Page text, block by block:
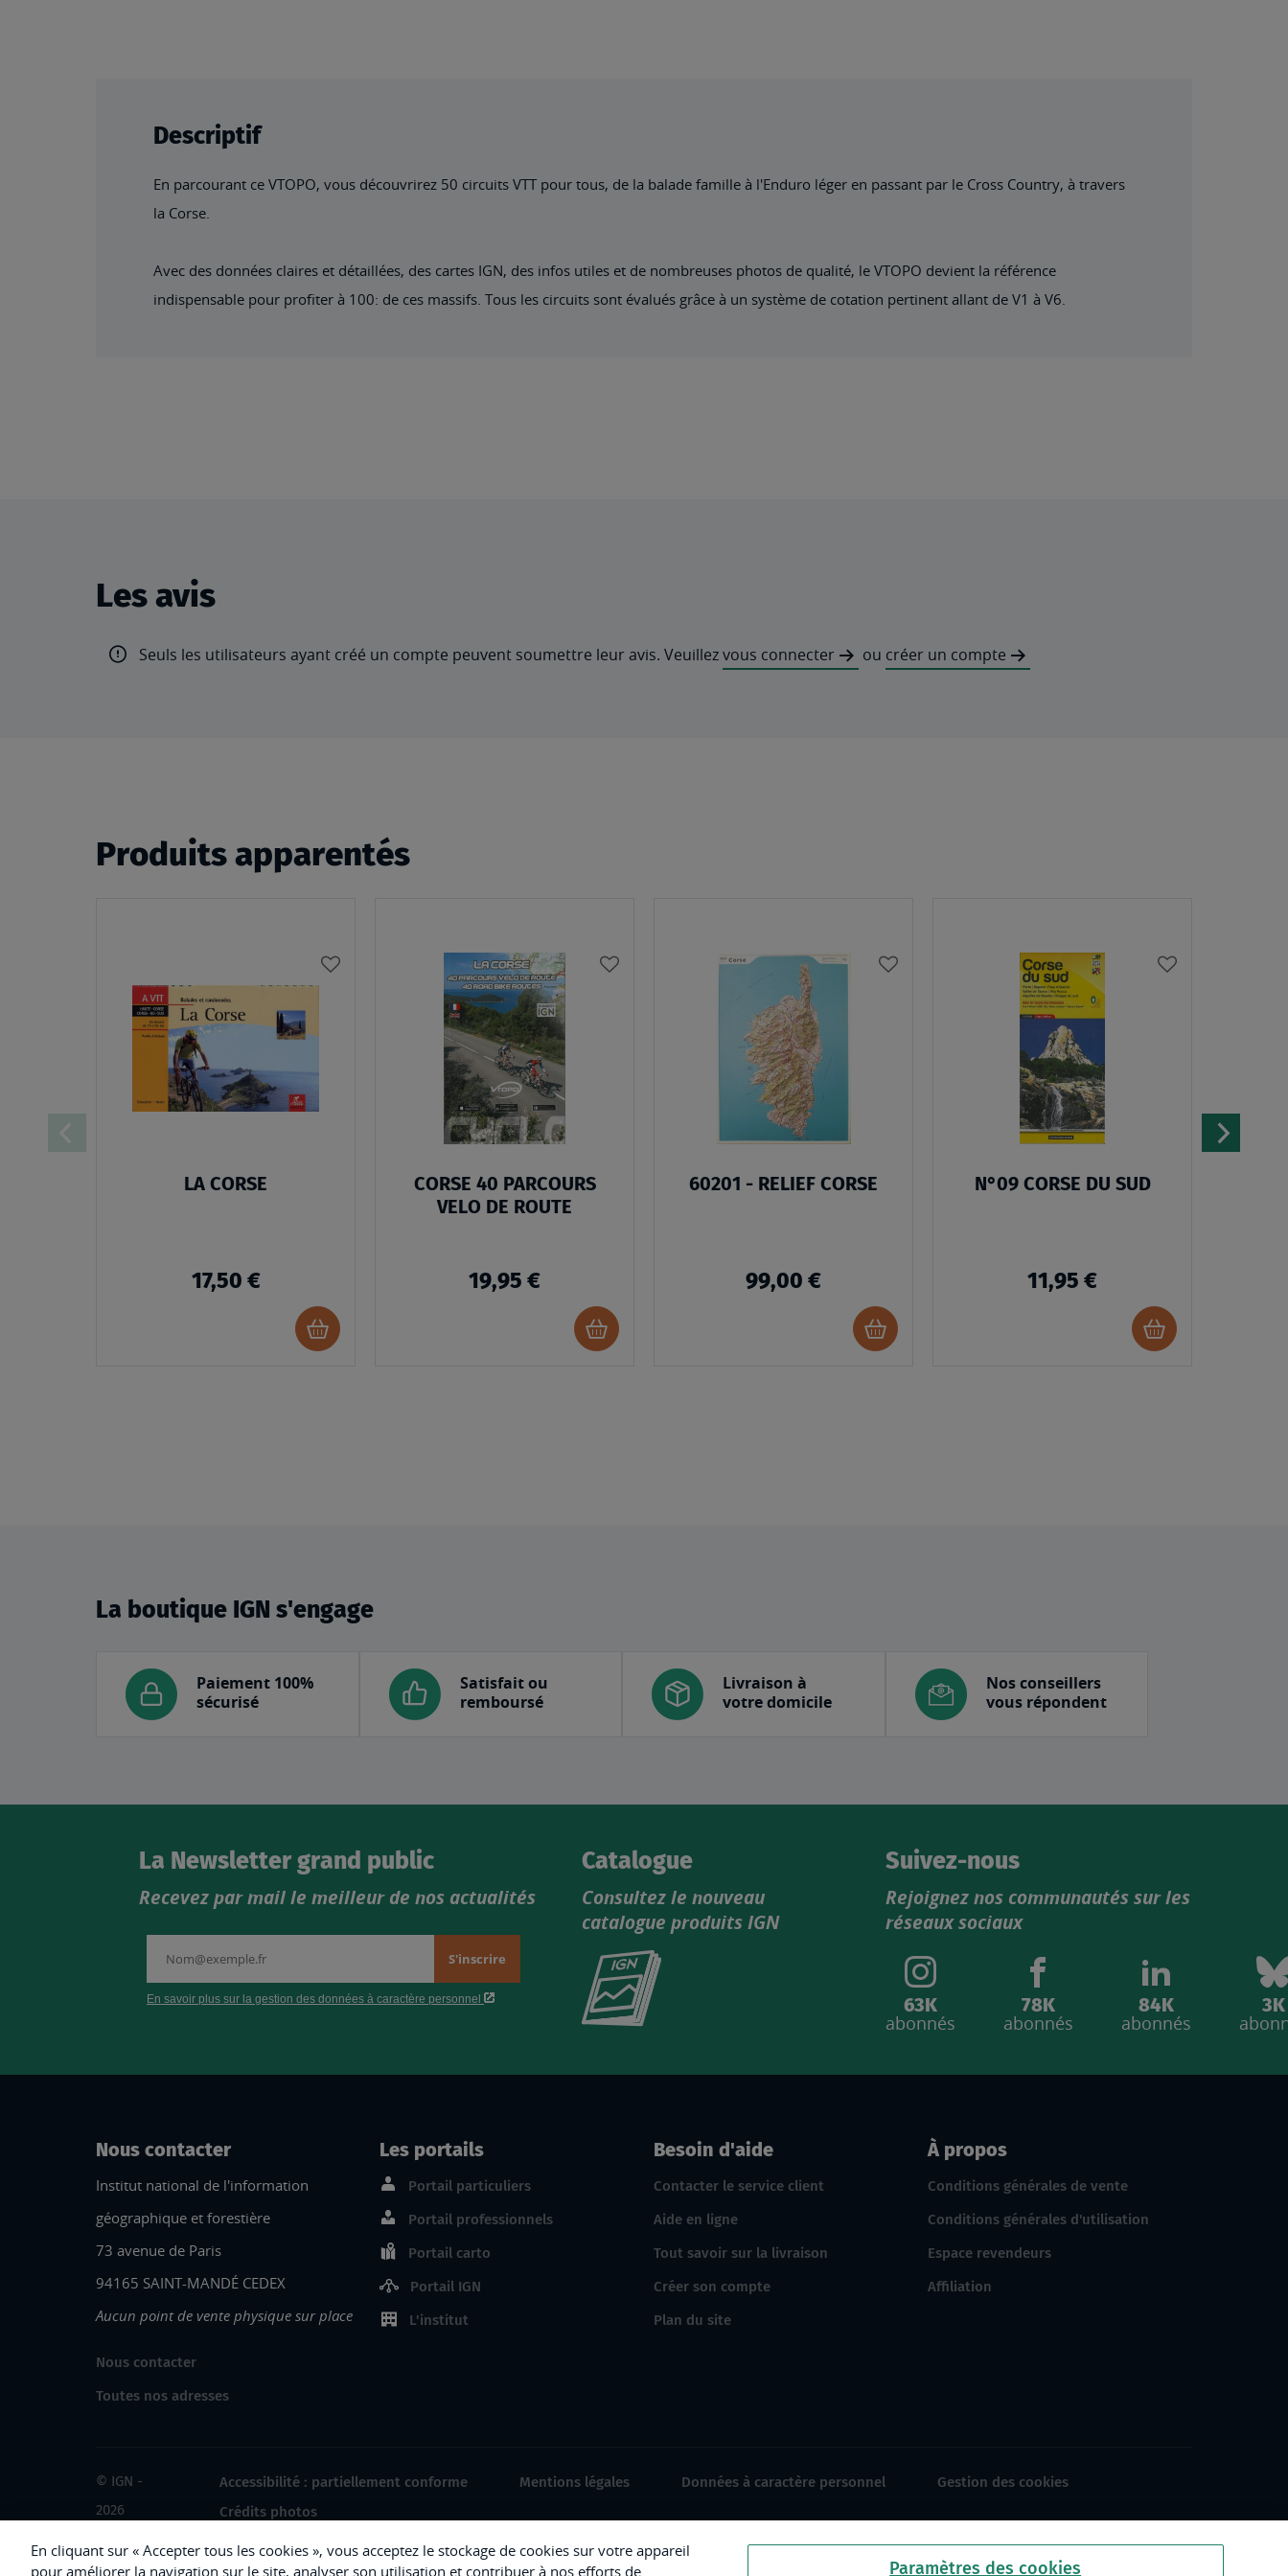
Descriptif
En parcourant ce VTOPO, vous découvrirez 50 circuits VTT pour tous, de la balade famille à l'Enduro léger en passant par le Cross Country, à travers
la Corse.
Avec des données claires et détaillées, des cartes IGN, des infos utiles et de nombreuses photos de qualité, le VTOPO devient la référence
indispensable pour profiter à 100: de ces massifs. Tous les circuits sont évalués grâce à un système de cotation pertinent allant de V1 à V6.
Les avis
Seuls les utilisateurs ayant créé un compte peuvent soumettre leur avis. Veuillezvous connecter ou créer un compte
Produits apparentés
LA CORSE
17,50 €
Ajouter
au
CORSE 40 PARCOURS
VELO DE ROUTE
19,95 €
Ajouter
au
60201 - RELIEF CORSE
99,00 €
Ajouter
au
N°09 CORSE DU SUD
11,95 €
Ajouter
au
La boutique IGN s'engage
Paiement 100%
sécurisé
Satisfait ou
remboursé
Livraison à
votre domicile
Nos conseillers
vous répondent
La Newsletter grand public
Recevez par mail le meilleur de nos actualités
Catalogue
Consultez le nouveau
catalogue produits IGN
Consultez
produits
Suivez-nous
Rejoignez nos communautés sur les
réseaux sociaux
63K
abonnés
78K
abonnés
84K
abonnés
3K
Nous contacter
Institut national de l'information
géographique et forestière
73 avenue de Paris
94165 SAINT-MANDÉ CEDEX
Aucun point de vente physique sur place
Nous contacter
Toutes nos adresses
Les portails
Portail particuliers
Portail professionnels
Portail carto
Portail IGN
L'institut
Besoin d'aide
Contacter le service client
Aide en ligne
Tout savoir sur la livraison
Créer son compte
Plan du site
À propos
Conditions générales de vente
Conditions générales d'utilisation
Espace revendeurs
Affiliation
© IGN -
2026
Accessibilité : partiellement conforme Mentions légales Données à caractère personnel
Gestion des cookies
Crédits photos
En cliquant sur « Accepter tous les cookies », vous acceptez le stockage de cookies sur votre appareil
pour améliorer la navigation sur le site, analyser son utilisation et contribuer à nos efforts de
Paramètres des cookies